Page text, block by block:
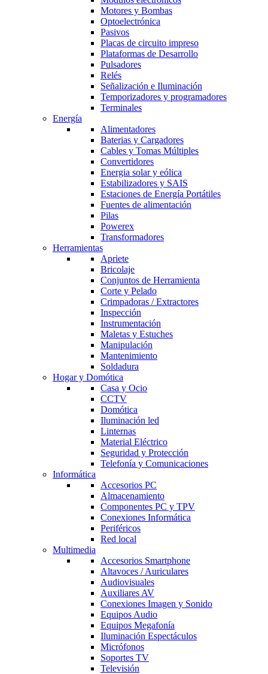
Motores y Bombas
Optoelectrónica
Pasivos
Placas de circuito impreso
Plataformas de Desarrollo
Pulsadores
Relés
Señalización e Iluminación
Temporizadores y programadores
Terminales
Energía
Alimentadores
Baterias y Cargadores
Cables y Tomas Múltiples
Convertidores
Energia solar y eólica
Estabilizadores y SAIS
Estaciones de Energía Portátiles
Fuentes de alimentación
Pilas
Powerex
Transformadores
Herramientas
Apriete
Bricolaje
Conjuntos de Herramienta
Corte y Pelado
Crimpadoras / Extractores
Inspección
Instrumentación
Maletas y Estuches
Manipulación
Mantenimiento
Soldadura
Hogar y Domótica
Casa y Ocio
CCTV
Domótica
Iluminación led
Linternas
Material Eléctrico
Seguridad y Protección
Telefonía y Comunicaciones
Informática
Accesorios PC
Almacenamiento
Componentes PC y TPV
Conexiones Informática
Periféricos
Red local
Multimedia
Accesorios Smartphone
Altavoces / Auriculares
Audiovisuales
Auxiliares AV
Conexiones Imagen y Sonido
Equipos Audio
Equipos Megafonía
Iluminación Espectáculos
Micrófonos
Soportes TV
Televisión